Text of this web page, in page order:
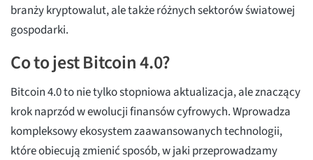
branży kryptowalut, ale także różnych sektorów światowej
gospodarki.
Co to jest Bitcoin 4.0?
Bitcoin 4.0 to nie tylko stopniowa aktualizacja, ale znaczący
krok naprzód w ewolucji finansów cyfrowych. Wprowadza
kompleksowy ekosystem zaawansowanych technologii,
które obiecują zmienić sposób, w jaki przeprowadzamy